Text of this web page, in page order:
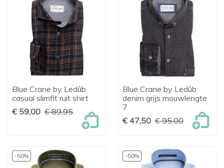
Blue Crane by Ledûb
casual slimfit ruit shirt
€ 59,00 € 89,95
Blue Crane by Ledûb
denim grijs mouwlengte
7
€ 47,50 € 95,00
-50% -50%